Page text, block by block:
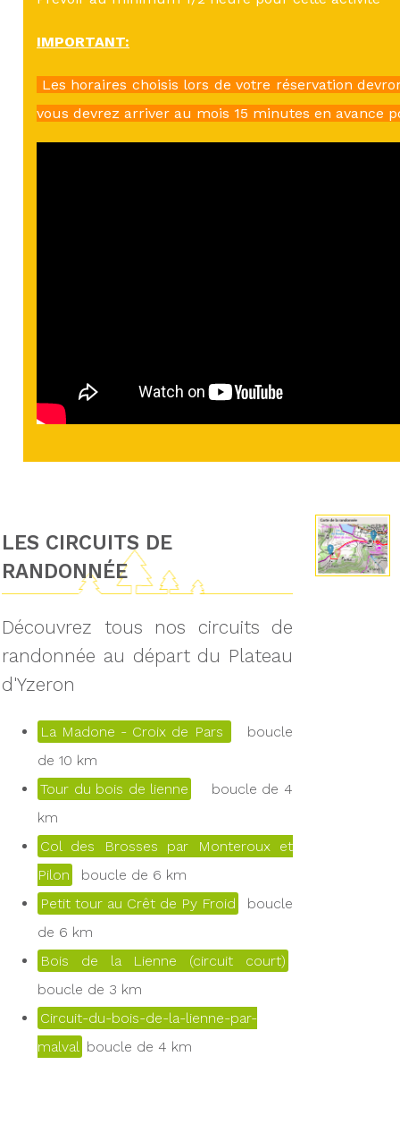
IMPORTANT:
Les horaires choisis lors de votre réservation
vous devrez arriver au mois 15 minutes en avance
LES CIRCUITS DE
RANDONNÉE
Découvrez tous nos circuits de
randonnée au départ du Plateau
d'Yzeron
La Madone - Croix de Pars
boucle
de 10 km
Tour du bois de lienne
boucle de 4
km
Col des Brosses par Monteroux et
Pilon
boucle de 6 km
Petit tour au Crêt de Py Froid
boucle
de 6 km
Bois de la Lienne (circuit court)
boucle de 3 km
Circuit-du-bois-de-la-lienne-par-
malval boucle de 4 km